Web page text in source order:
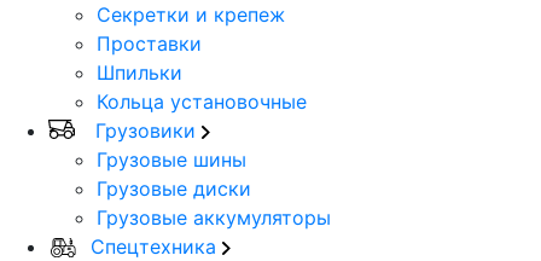
Секретки и крепеж
Проставки
Шпильки
Кольца установочные
Грузовики
Грузовые шины
Грузовые диски
Грузовые аккумуляторы
Спецтехника